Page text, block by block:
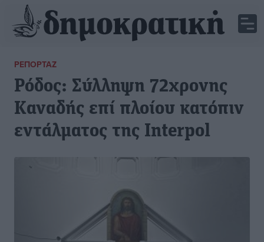
ΡΕΠΟΡΤΆΖ
Ρόδος: Σύλληψη 72χρονης
Καναδής επί πλοίου κατόπιν
εντάλματος της Interpol